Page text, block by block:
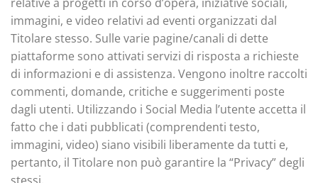
immagini, e video relativi ad eventi organizzati dal
Titolare stesso. Sulle varie pagine/canali di dette
piattaforme sono attivati servizi di risposta a richieste
di informazioni e di assistenza. Vengono inoltre raccolti
commenti, domande, critiche e suggerimenti poste
dagli utenti. Utilizzando i Social Media l’utente accetta il
fatto che i dati pubblicati (comprendenti testo,
immagini, video) siano visibili liberamente da tutti e,
pertanto, il Titolare non può garantire la “Privacy” degli